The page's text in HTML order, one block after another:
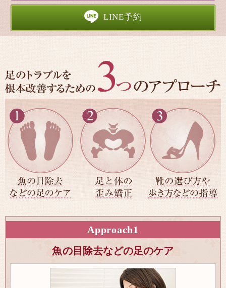
LINE予約
Approach1
魚の目除去などの足のケア